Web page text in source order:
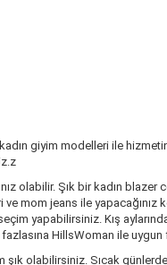
giyim modelleri ile
olabilir. Şık bir kadın
mom jeans ile yapacağınız
yapabilirsiniz. Kış
HillsWoman ile
şık olabilirsiniz. Sıcak